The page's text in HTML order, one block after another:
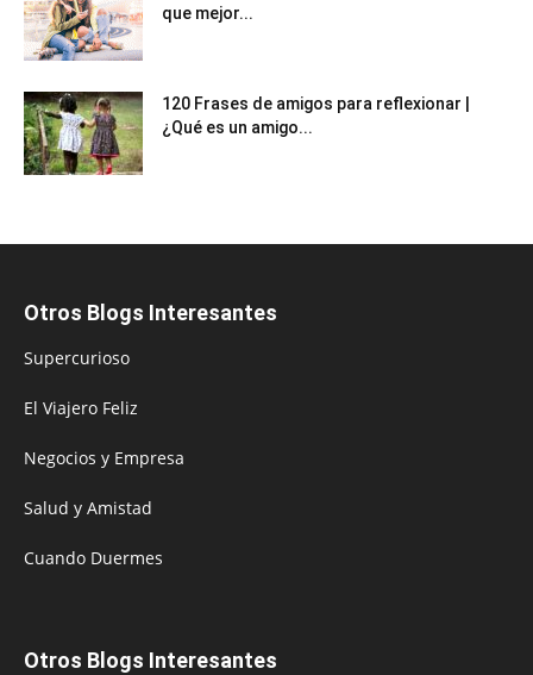
que mejor...
120 Frases de amigos para reflexionar |
¿Qué es un amigo...
Otros Blogs Interesantes
Supercurioso
El Viajero Feliz
Negocios y Empresa
Salud y Amistad
Cuando Duermes
Otros Blogs Interesantes